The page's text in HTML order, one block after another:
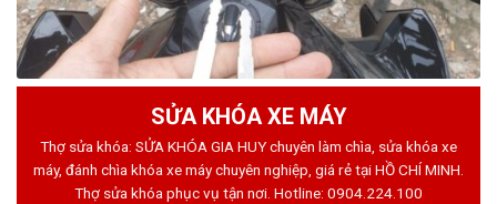
SỬA KHÓA XE MÁY
Thợ sửa khóa: SỬA KHÓA GIA HUY chuyên làm chìa, sửa khóa xe
máy, đánh chìa khóa xe máy chuyên nghiệp, giá rẻ tại HỒ CHÍ MINH.
Thợ sửa khóa phục vụ tận nơi. Hotline: 0904.224.100